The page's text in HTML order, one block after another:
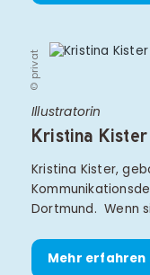
© privat
Illustratorin
Kristina Kister
Kristina Kister,
Dortmund. Wenn
Mehr erfahren